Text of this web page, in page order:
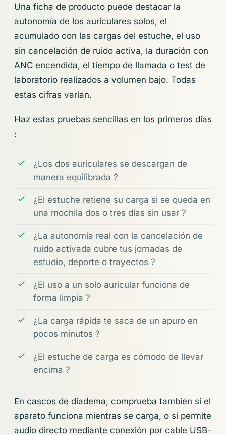
Una ficha de producto puede destacar la
autonomía de los auriculares solos, el
acumulado con las cargas del estuche, el uso
sin cancelación de ruido activa, la duración con
ANC encendida, el tiempo de llamada o test de
laboratorio realizados a volumen bajo. Todas
estas cifras varían.
Haz estas pruebas sencillas en los primeros días
:
¿Los dos auriculares se descargan de
manera equilibrada ?
¿El estuche retiene su carga si se queda en
una mochila dos o tres días sin usar ?
¿La autonomía real con la cancelación de
ruido activada cubre tus jornadas de
estudio, deporte o trayectos ?
¿El uso a un solo auricular funciona de
forma limpia ?
¿La carga rápida te saca de un apuro en
pocos minutos ?
¿El estuche de carga es cómodo de llevar
encima ?
En cascos de diadema, comprueba también si el
aparato funciona mientras se carga, o si permite
audio directo mediante conexión por cable USB-